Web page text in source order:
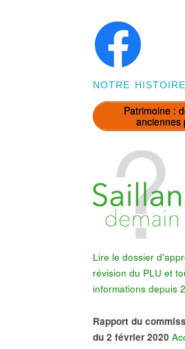
NOTRE
Patrimoine :
anciennes
Lire le dossier
révision du PLU et
informations depuis
Rapport du
du 2 février 2020